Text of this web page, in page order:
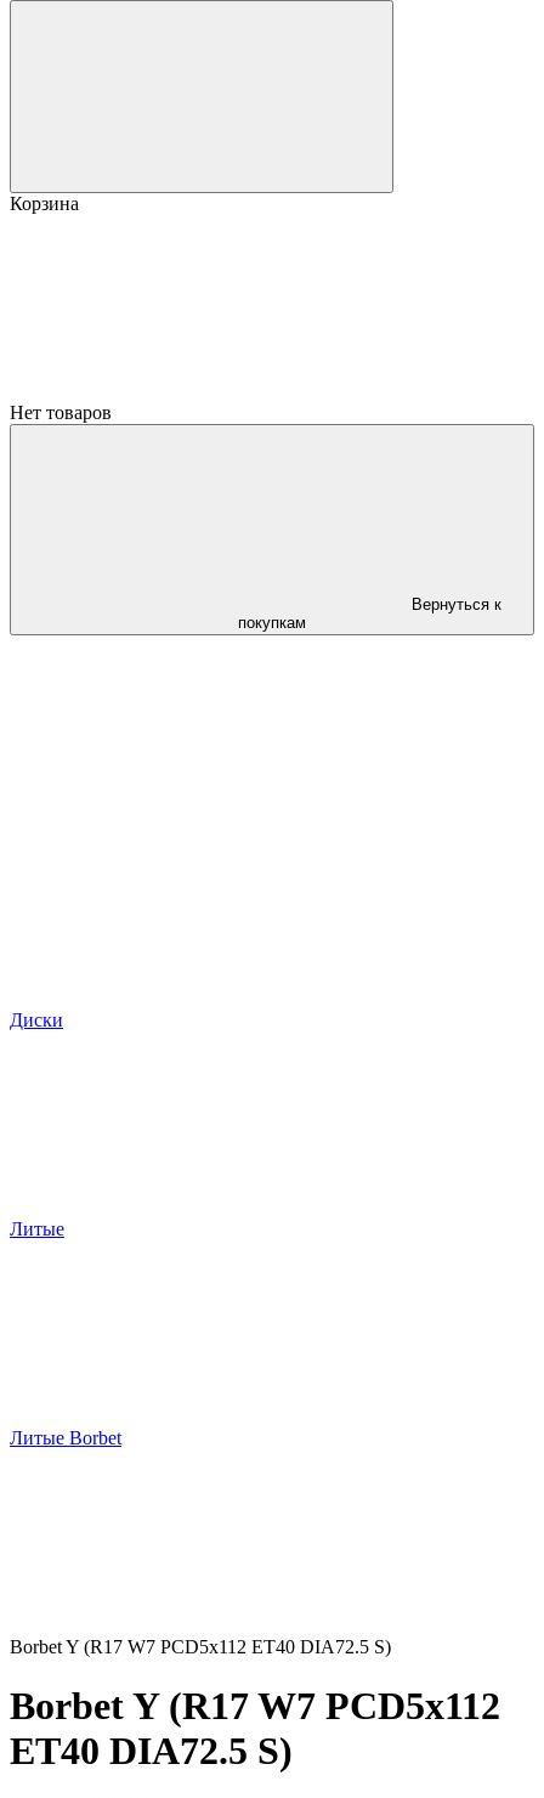
Корзина
Нет товаров
Вернуться к
покупкам
Диски
Литые
Литые Borbet
Borbet Y (R17 W7 PCD5x112 ET40 DIA72.5 S)
Borbet Y (R17 W7 PCD5x112
ET40 DIA72.5 S)